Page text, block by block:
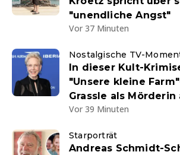
"unendliche Angst"
Vor 37 Minuten
Nostalgische TV-
In dieser Kult-
"Unsere kleine
Grassle als Mörderin
Vor 39 Minuten
Starporträt
Andreas Schmidt-